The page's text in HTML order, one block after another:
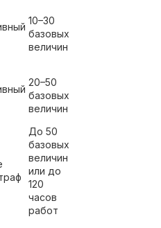
10–30
базовых
величин
20–50
базовых
величин
До 50
базовых
величин
или до
120
часов
работ